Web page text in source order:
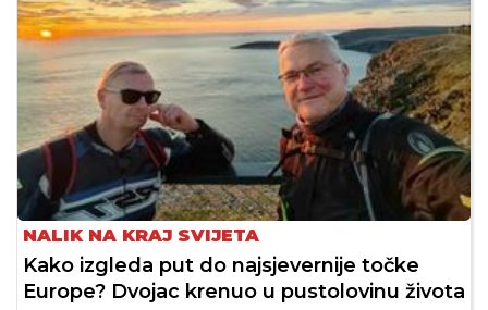
NALIK NA KRAJ SVIJETA
Kako izgleda put do najsjevernije točke
Europe? Dvojac krenuo u pustolovinu života